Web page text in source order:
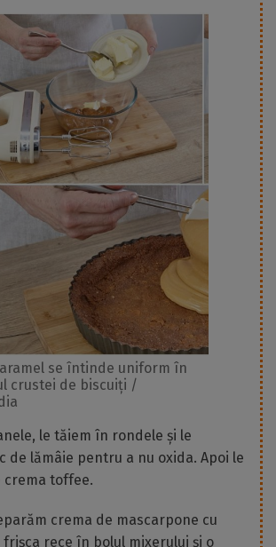
se întinde uniform în
crustei de biscuiți /
le tăiem în rondele și le
de lămâie pentru a nu oxida. Apoi le
crema toffee.
crema de mascarpone cu
rece în bolul mixerului și o